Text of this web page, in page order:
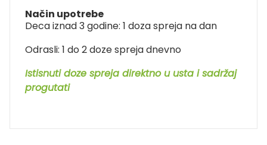
Način upotrebe
Deca iznad 3 godine: 1 doza spreja na dan
Odrasli: 1 do 2 doze spreja dnevno
Istisnuti doze spreja direktno u usta i sadržaj
progutati